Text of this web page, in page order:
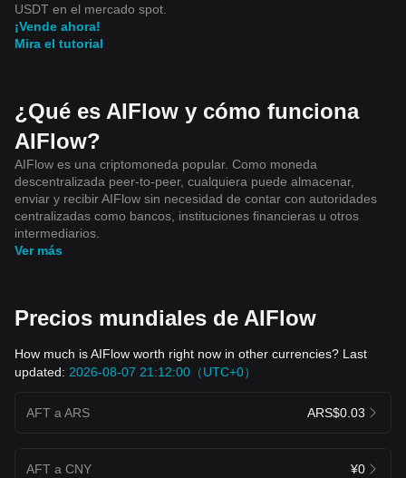
USDT en el mercado spot.
¡Vende ahora!
Mira el tutorial
¿Qué es AIFlow y cómo funciona
AIFlow?
AIFlow es una criptomoneda popular. Como moneda
descentralizada peer-to-peer, cualquiera puede almacenar,
enviar y recibir AIFlow sin necesidad de contar con autoridades
centralizadas como bancos, instituciones financieras u otros
intermediarios.
Ver más
Precios mundiales de AIFlow
How much is AIFlow worth right now in other currencies? Last
updated: 2026-08-07 21:12:00（UTC+0）
AFT a ARS ARS$0.03
AFT a CNY ¥0